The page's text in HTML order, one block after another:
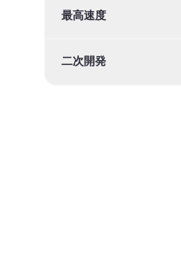
最高速度
二次開発